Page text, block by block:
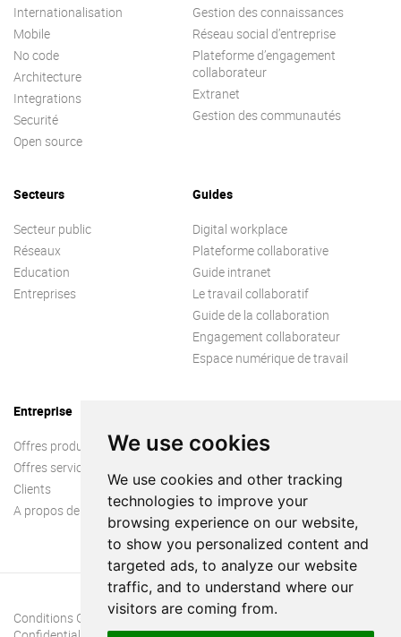
We use cookies
We use cookies and other tracking
technologies to improve your
browsing experience on our website,
to show you personalized content and
targeted ads, to analyze our website
traffic, and to understand where our
visitors are coming from.
Internationalisation
Mobile
No code
Architecture
Integrations
Securité
Open source
Gestion des connaissances
Réseau social d’entreprise
Plateforme d’engagement
collaborateur
Extranet
Gestion des communautés
Secteurs
Secteur public
Réseaux
Education
Entreprises
Guides
Digital workplace
Plateforme collaborative
Guide intranet
Le travail collaboratif
Guide de la collaboration
Engagement collaborateur
Espace numérique de travail
Entreprise
Offres produit
Offres services
Clients
A propos de nous
Conditions Générales